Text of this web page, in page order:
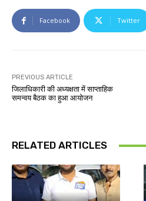
Facebook Twitter
PREVIOUS ARTICLE
जिलाधिकारी की अध्यक्षता में साप्ताहिक
समन्वय बैठक का हुआ आयोजन
RELATED ARTICLES